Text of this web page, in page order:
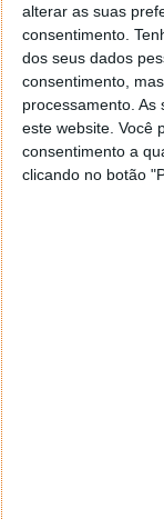
alterar as suas
consentimento.
dos seus dados
consentimento,
processamento. As
este website. Você
consentimento a
clicando no botão